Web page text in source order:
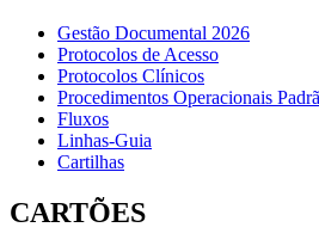
Gestão Documental 2026
Protocolos de Acesso
Protocolos Clínicos
Procedimentos Operacionais
Fluxos
Linhas-Guia
Cartilhas
CARTÕES